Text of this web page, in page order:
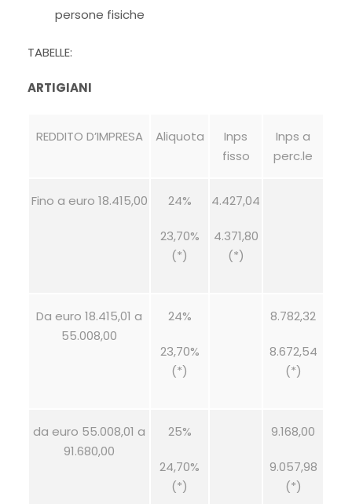
persone fisiche
TABELLE:
ARTIGIANI
REDDITO D’IMPRESA Aliquota
Inps
fisso
Inps a
perc.le
Fino a euro 18.415,00 24%
23,70%
(*)
4.427,04
4.371,80
(*)
Da euro 18.415,01 a
55.008,00
24%
23,70%
(*)
8.782,32
8.672,54
(*)
da euro 55.008,01 a
91.680,00
25%
24,70%
(*)
9.168,00
9.057,98
(*)